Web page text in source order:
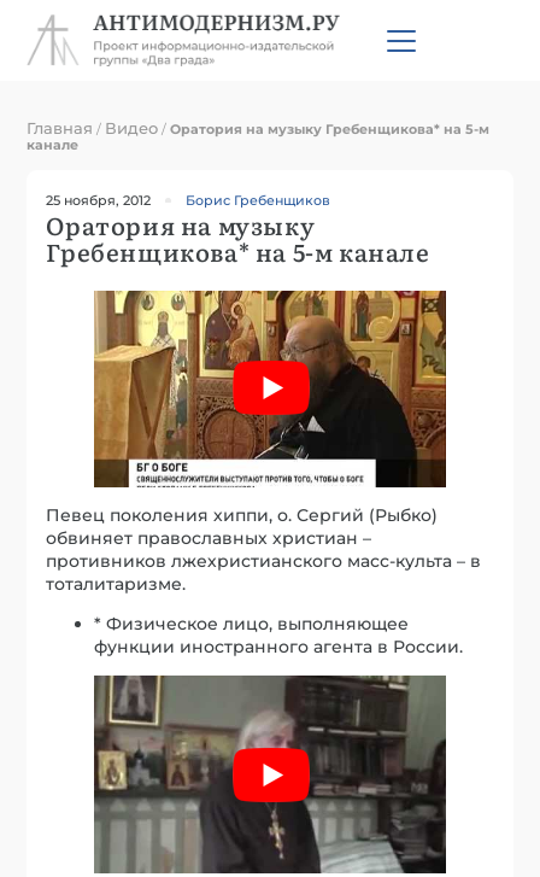
Главная / Видео /Оратория на музыку Гребенщикова* на 5-м
канале
25 ноября, 2012 Борис Гребенщиков
Оратория на музыку
Гребенщикова* на 5-м канале
Певец поколения хиппи, о. Сергий (Рыбко)
обвиняет православных христиан –
противников лжехристианского масс-культа – в
тоталитаризме.
* Физическое лицо, выполняющее
функции иностранного агента в России.